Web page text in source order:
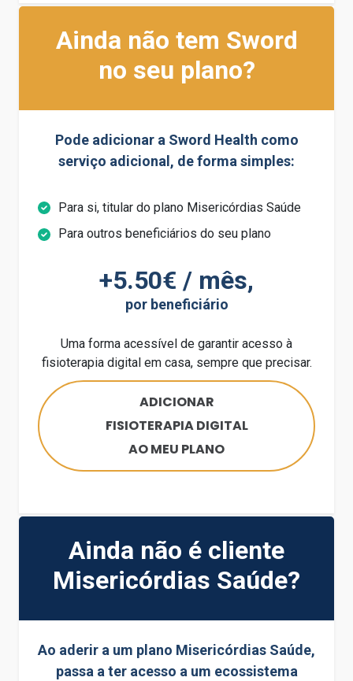
Ainda não tem Sword
no seu plano?
Pode adicionar a Sword Health como
serviço adicional, de forma simples:
Para si, titular do plano Misericórdias Saúde
Para outros beneficiários do seu plano
+5.50€ / mês,
por beneficiário
Uma forma acessível de garantir acesso à
fisioterapia digital em casa, sempre que precisar.
ADICIONAR
FISIOTERAPIA DIGITAL
AO MEU PLANO
Ainda não é cliente
Misericórdias Saúde?
Ao aderir a um plano Misericórdias Saúde,
passa a ter acesso a um ecossistema